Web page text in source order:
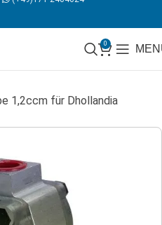
0
1,2ccm für Dhollandia